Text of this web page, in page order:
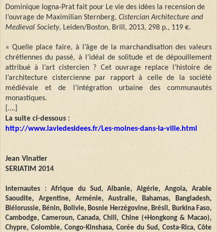
Dominique Iogna-Prat fait pour Le vie des idées la recension de
l’ouvrage de Maximilian Sternberg, Cistercian Architecture and
Medieval Society, Leiden/Boston, Brill, 2013, 298 p., 119 €.
« Quelle place faire, à l’âge de la marchandisation des valeurs
chrétiennes du passé, à l’idéal de solitude et de dépouillement
attribué à l’art cistercien ? Cet ouvrage replace l’histoire de
l’architecture cistercienne par rapport à celle de la société
médiévale et de l’intégration urbaine des communautés
monastiques.
[….]
La suite ci-dessous :
http://www.laviedesidees.fr/Les-moines-dans-la-ville.html
Jean Vinatier
SERIATIM 2014
Internautes : Afrique du Sud, Albanie, Algérie, Angola, Arabie
Saoudite, Argentine, Arménie, Australie, Bahamas, Bangladesh,
Biélorussie, Bénin, Bolivie, Bosnie Herzégovine, Brésil, Burkina Faso,
Cambodge, Cameroun, Canada, Chili, Chine (+Hongkong & Macao),
Chypre, Colombie, Congo-Kinshasa, Corée du Sud, Costa-Rica, Côte